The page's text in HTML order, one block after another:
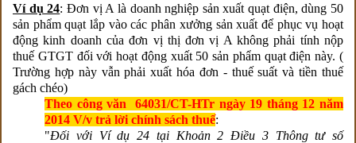
Ví dụ 24: Đơn vị A là doanh nghiệp sản xuất quạt điện, dùng 50
sản phẩm quạt lắp vào các phân xưởng sản xuất để phục vụ hoạt
động kinh doanh của đơn vị thị đơn vị A không phải tính nộp
thuế GTGT đối với hoạt động xuất 50 sản phẩm quạt điện này. (
Trường hợp này vẫn phải xuất hóa đơn - thuế suất và tiền thuế
gách chéo)
Theo công văn 64031/CT-HTr ngày 19 tháng 12 năm
2014 V/v trả lời chính sách thuế:
"Đối với Ví dụ 24 tại Khoản 2 Điều 3 Thông tư số